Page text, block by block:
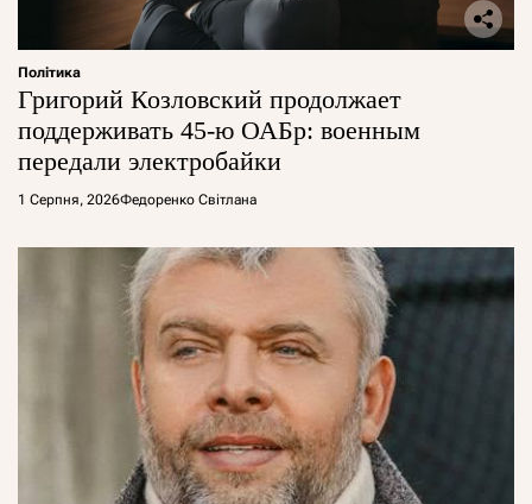
Політика
Григорий Козловский продолжает
поддерживать 45-ю ОАБр: военным
передали электробайки
1 Серпня, 2026Федоренко Світлана